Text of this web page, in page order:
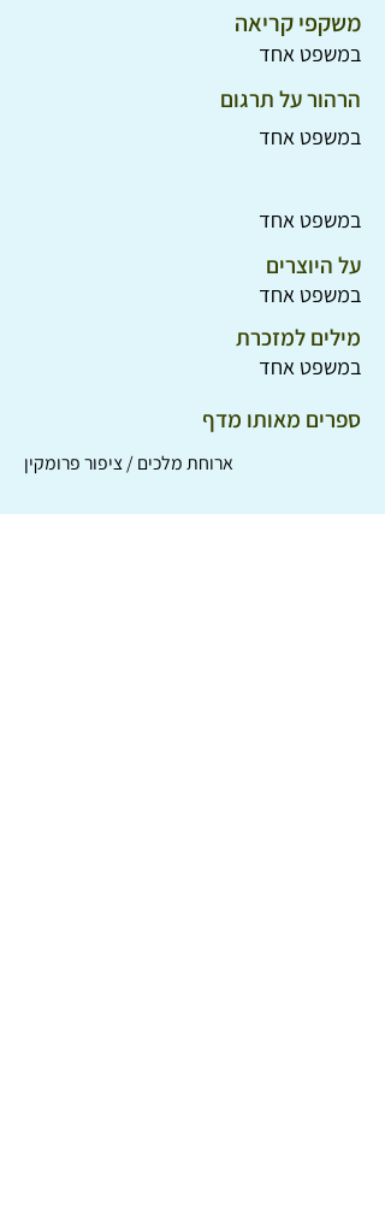
משקפי קריאה
במשפט אחד
הרהור על תרגום
במשפט אחד
במשפט אחד
על היוצרים
במשפט אחד
מילים למזכרת
במשפט אחד
ספרים מאותו מדף
ארוחת מלכים / ציפור פרומקין
הים הוא בחינם / שני גרשי